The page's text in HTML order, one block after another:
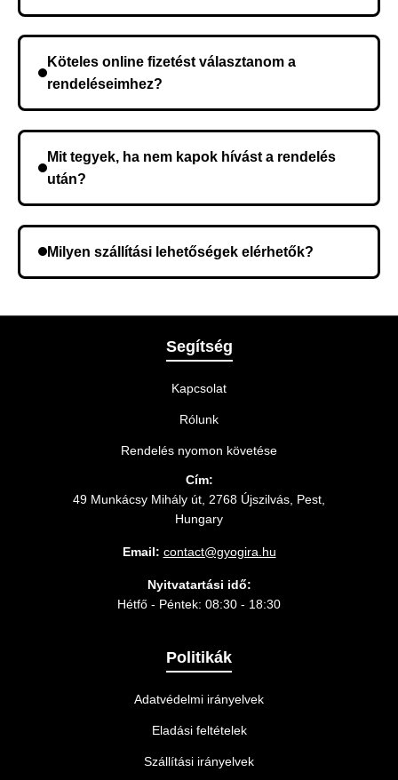
kerül, és ez az időtartam függ a szállítási címtől.
Köteles online fizetést választanom a
rendeléseimhez?
Mit tegyek, ha nem kapok hívást a rendelés
után?
meg a rendelést.
Milyen szállítási lehetőségek elérhetők?
legmegfelelőbb szállítási módot.
Segítség
Kapcsolat
Rólunk
Rendelés nyomon követése
Cím:
49 Munkácsy Mihály út, 2768 Újszilvás, Pest,
Hungary
Email: contact@gyogira.hu
Nyitvatartási idő:
Hétfő - Péntek: 08:30 - 18:30
Politikák
Adatvédelmi irányelvek
Eladási feltételek
Szállítási irányelvek